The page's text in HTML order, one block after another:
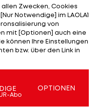
Offensivtalent nun
Romano befinden
der "finalen Phase".
verlängert werden.
nur ein wichtiges
Zwecken, Cookies
Notwendige] im LAOLA1
von
mit [Optionen] auch eine
können Ihre Einstellungen
bzw. über den Link in
Abo
OPTIONEN